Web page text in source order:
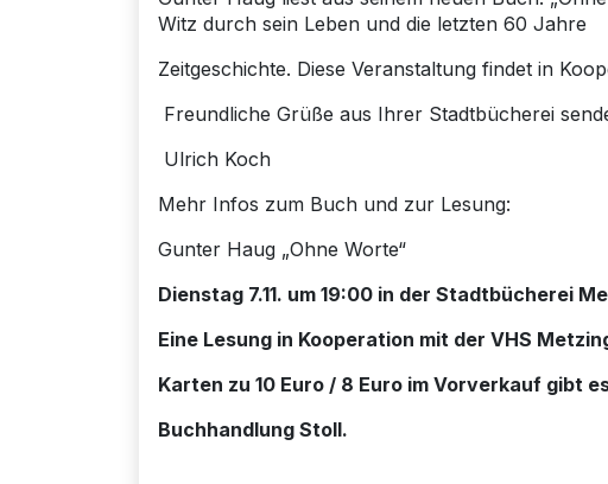
Witz durch sein Leben und die letzten 60 Jahre
Zeitgeschichte. Diese Veranstaltung findet in
Freundliche Grüße aus Ihrer Stadtbücherei
Ulrich Koch
Mehr Infos zum Buch und zur Lesung:
Gunter Haug „Ohne Worte“
Dienstag 7.11. um 19:00 in der Stadtbücherei
Eine Lesung in Kooperation mit der VHS
Karten zu 10 Euro / 8 Euro im Vorverkauf gibt
Buchhandlung Stoll.